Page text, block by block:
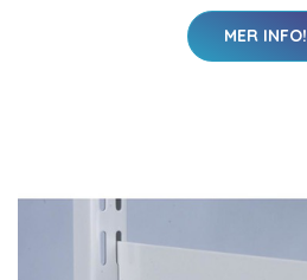
MER INFO!